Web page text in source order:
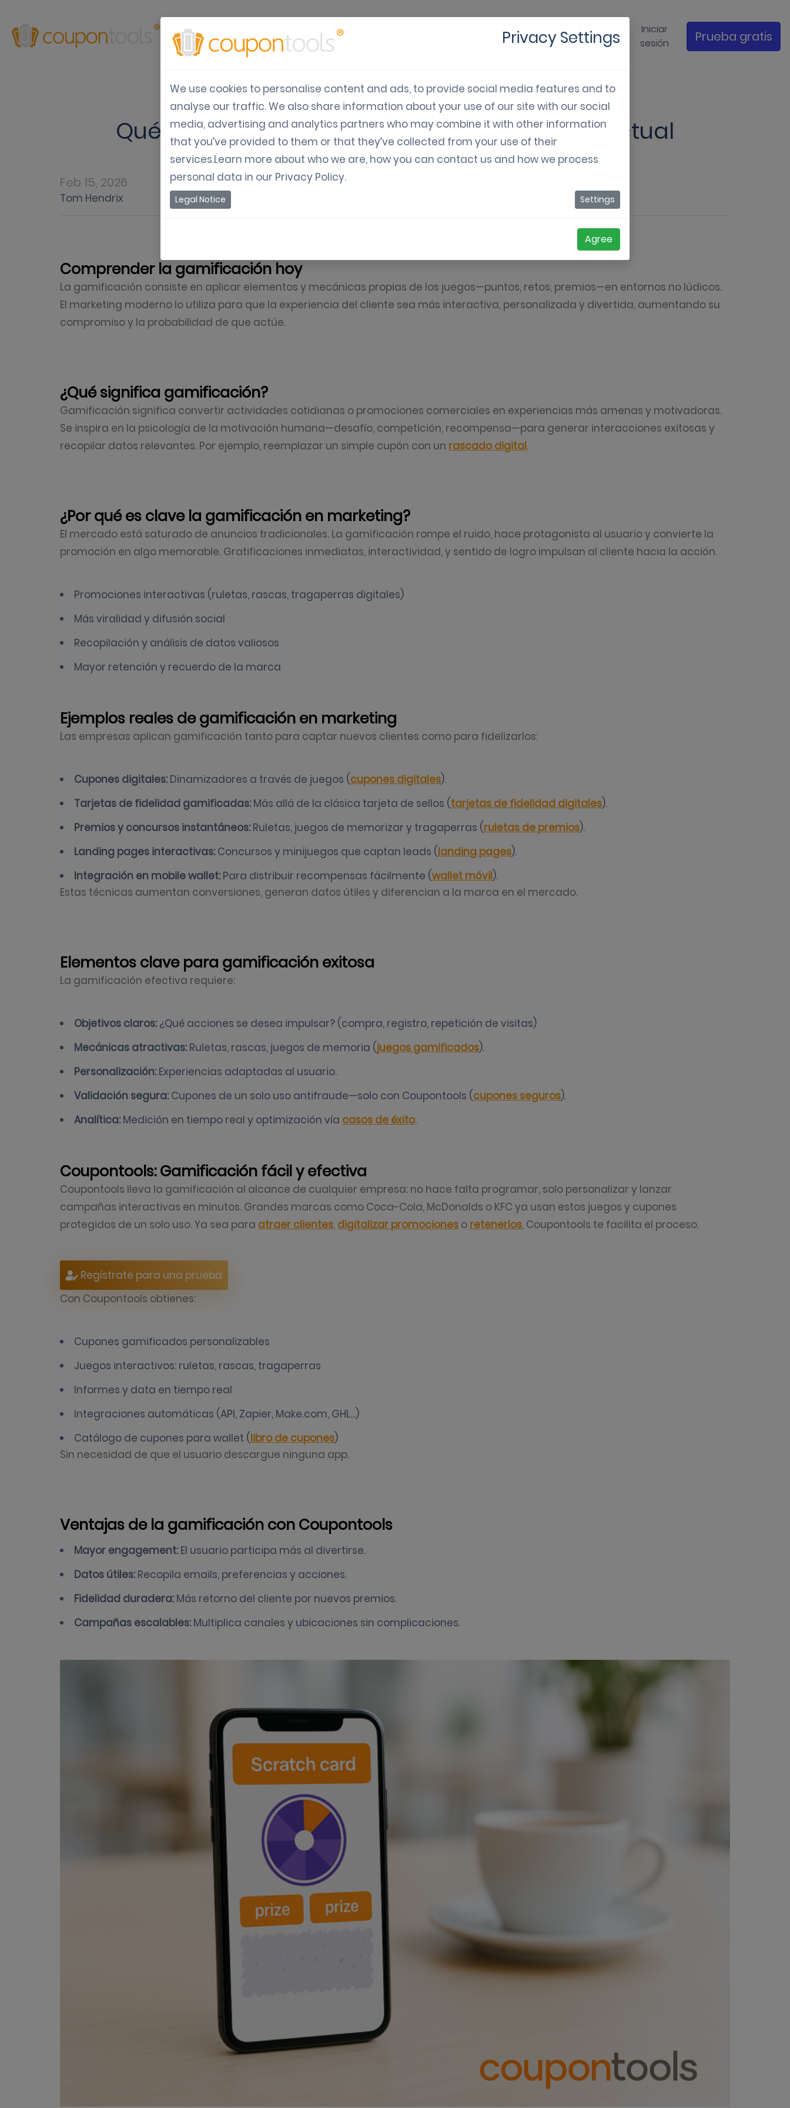
Productos Soluciones Industria
Casos de
estudio
Empresa
Iniciar
sesión
Prueba gratis
Qué significa gamificación en el marketing actual
Feb 15, 2026
Tom Hendrix
Comprender la gamificación hoy
La gamificación consiste en aplicar elementos y mecánicas propias de los juegos—puntos, retos, premios—en entornos no lúdicos.
El marketing moderno lo utiliza para que la experiencia del cliente sea más interactiva, personalizada y divertida, aumentando su
compromiso y la probabilidad de que actúe.
¿Qué significa gamificación?
Gamificación significa convertir actividades cotidianas o promociones comerciales en experiencias más amenas y motivadoras.
Se inspira en la psicología de la motivación humana—desafío, competición, recompensa—para generar interacciones exitosas y
recopilar datos relevantes. Por ejemplo, reemplazar un simple cupón con un rascado digital.
¿Por qué es clave la gamificación en marketing?
El mercado está saturado de anuncios tradicionales. La gamificación rompe el ruido, hace protagonista al usuario y convierte la
promoción en algo memorable. Gratificaciones inmediatas, interactividad, y sentido de logro impulsan al cliente hacia la acción.
Promociones interactivas (ruletas, rascas, tragaperras digitales)
Más viralidad y difusión social
Recopilación y análisis de datos valiosos
Mayor retención y recuerdo de la marca
Ejemplos reales de gamificación en marketing
Las empresas aplican gamificación tanto para captar nuevos clientes como para fidelizarlos:
Cupones digitales: Dinamizadores a través de juegos (cupones digitales).
Tarjetas de fidelidad gamificadas: Más allá de la clásica tarjeta de sellos (tarjetas de fidelidad digitales).
Premios y concursos instantáneos: Ruletas, juegos de memorizar y tragaperras (ruletas de premios).
Landing pages interactivas: Concursos y minijuegos que captan leads (landing pages).
Integración en mobile wallet: Para distribuir recompensas fácilmente (wallet móvil).
Estas técnicas aumentan conversiones, generan datos útiles y diferencian a la marca en el mercado.
Elementos clave para gamificación exitosa
La gamificación efectiva requiere:
Objetivos claros: ¿Qué acciones se desea impulsar? (compra, registro, repetición de visitas)
Mecánicas atractivas: Ruletas, rascas, juegos de memoria (juegos gamificados).
Personalización: Experiencias adaptadas al usuario.
Validación segura: Cupones de un solo uso antifraude—solo con Coupontools (cupones seguros).
Analítica: Medición en tiempo real y optimización vía casos de éxito.
Coupontools: Gamificación fácil y efectiva
Coupontools lleva la gamificación al alcance de cualquier empresa: no hace falta programar, solo personalizar y lanzar
campañas interactivas en minutos. Grandes marcas como Coca-Cola, McDonalds o KFC ya usan estos juegos y cupones
protegidos de un solo uso. Ya sea para atraer clientes, digitalizar promociones o retenerlos, Coupontools te facilita el proceso.
Regístrate para una prueba
Con Coupontools obtienes:
Cupones gamificados personalizables
Juegos interactivos: ruletas, rascas, tragaperras
Informes y data en tiempo real
Integraciones automáticas (API, Zapier, Make.com, GHL...)
Catálogo de cupones para wallet (libro de cupones)
Sin necesidad de que el usuario descargue ninguna app.
Ventajas de la gamificación con Coupontools
Mayor engagement: El usuario participa más al divertirse.
Datos útiles: Recopila emails, preferencias y acciones.
Fidelidad duradera: Más retorno del cliente por nuevos premios.
Campañas escalables: Multiplica canales y ubicaciones sin complicaciones.
Privacy Settings
We use cookies to personalise content and ads, to provide social media features and to
analyse our traffic. We also share information about your use of our site with our social
media, advertising and analytics partners who may combine it with other information
that you’ve provided to them or that they’ve collected from your use of their
services.Learn more about who we are, how you can contact us and how we process
personal data in our Privacy Policy.
Legal Notice Settings
Agree